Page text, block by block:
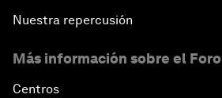
Nuestra repercusión
Más información sobre el Foro
Centros